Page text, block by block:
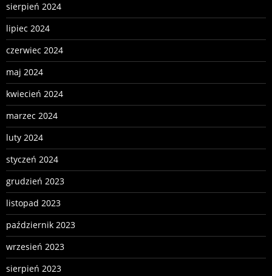
sierpień 2024
lipiec 2024
czerwiec 2024
maj 2024
kwiecień 2024
marzec 2024
luty 2024
styczeń 2024
grudzień 2023
listopad 2023
październik 2023
wrzesień 2023
sierpień 2023